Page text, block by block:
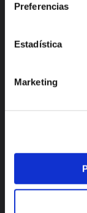
Preferencias
Estadística
Marketing
Madrid
Enlaces de
Features
Contact